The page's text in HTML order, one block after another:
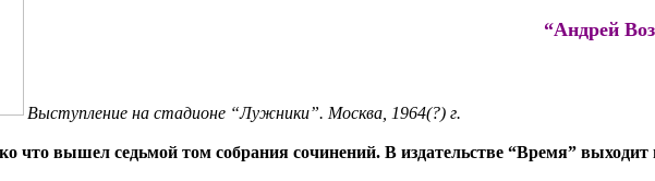
“Андрей
Выступление на стадионе “Лужники”. Москва, 1964(?) г.
что вышел седьмой том собрания сочинений. В издательстве “Время”